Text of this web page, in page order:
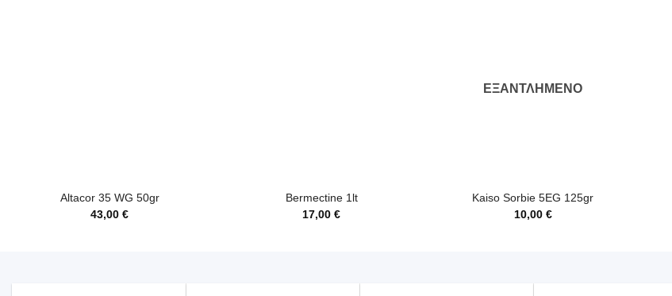
Altacor 35 WG 50gr
43,00€
Bermectine 1lt
17,00€
ΕΞΑΝΤΛΗΜΈΝΟ
Kaiso Sorbie 5EG 125gr
10,00 €